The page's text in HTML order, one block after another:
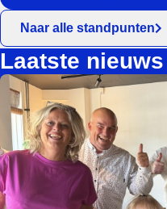
Naar alle standpunten
Laatste nieuws